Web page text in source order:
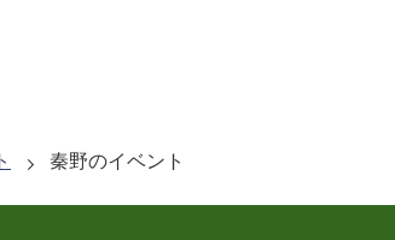
秦野のイベント